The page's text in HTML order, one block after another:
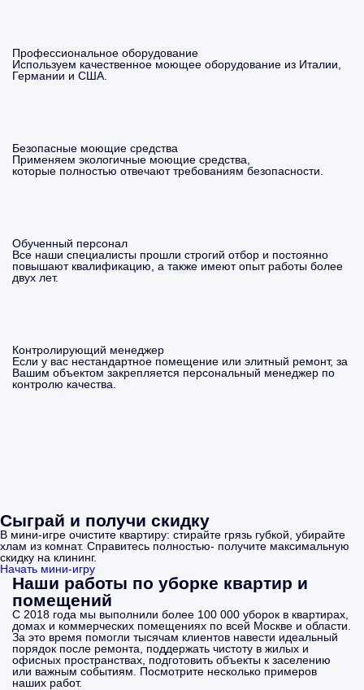
Профессиональное оборудование
Используем качественное моющее оборудование из Италии,
Германии и США.
Безопасные моющие средства
Применяем экологичные моющие средства,
которые полностью отвечают требованиям безопасности.
Обученный персонал
Все наши специалисты прошли строгий отбор и постоянно
повышают квалификацию, а также имеют опыт работы более
двух лет.
Контролирующий менеджер
Если у вас нестандартное помещение или элитный ремонт, за
Вашим объектом закрепляется персональный менеджер по
контролю качества.
Сыграй и получи скидку
В мини-игре очистите квартиру: стирайте грязь губкой, убирайте
хлам из комнат. Справитесь полностью- получите максимальную
скидку на клининг.
Начать мини-игру
Наши работы по уборке квартир и
помещений
С 2018 года мы выполнили более 100 000 уборок в квартирах,
домах и коммерческих помещениях по всей Москве и области.
За это время помогли тысячам клиентов навести идеальный
порядок после ремонта, поддержать чистоту в жилых и
офисных пространствах, подготовить объекты к заселению
или важным событиям. Посмотрите несколько примеров
наших работ.